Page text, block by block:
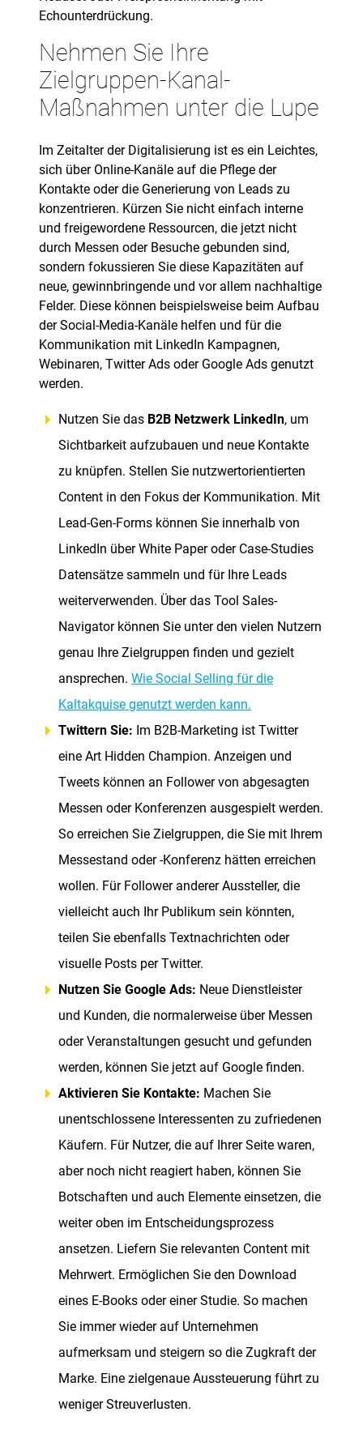
Echounterdrückung.
Nehmen Sie Ihre
Zielgruppen-Kanal-
Maßnahmen unter die Lupe
Im Zeitalter der Digitalisierung ist es ein Leichtes,
sich über Online-Kanäle auf die Pflege der
Kontakte oder die Generierung von Leads zu
konzentrieren. Kürzen Sie nicht einfach interne
und freigewordene Ressourcen, die jetzt nicht
durch Messen oder Besuche gebunden sind,
sondern fokussieren Sie diese Kapazitäten auf
neue, gewinnbringende und vor allem nachhaltige
Felder. Diese können beispielsweise beim Aufbau
der Social-Media-Kanäle helfen und für die
Kommunikation mit LinkedIn Kampagnen,
Webinaren, Twitter Ads oder Google Ads genutzt
werden.
Nutzen Sie das B2B Netzwerk LinkedIn, um
Sichtbarkeit aufzubauen und neue Kontakte
zu knüpfen. Stellen Sie nutzwertorientierten
Content in den Fokus der Kommunikation. Mit
Lead-Gen-Forms können Sie innerhalb von
LinkedIn über White Paper oder Case-Studies
Datensätze sammeln und für Ihre Leads
weiterverwenden. Über das Tool Sales-
Navigator können Sie unter den vielen Nutzern
genau Ihre Zielgruppen finden und gezielt
ansprechen. Wie Social Selling für die
Kaltakquise genutzt werden kann.
Twittern Sie: Im B2B-Marketing ist Twitter
eine Art Hidden Champion. Anzeigen und
Tweets können an Follower von abgesagten
Messen oder Konferenzen ausgespielt werden.
So erreichen Sie Zielgruppen, die Sie mit Ihrem
Messestand oder -Konferenz hätten erreichen
wollen. Für Follower anderer Aussteller, die
vielleicht auch Ihr Publikum sein könnten,
teilen Sie ebenfalls Textnachrichten oder
visuelle Posts per Twitter.
Nutzen Sie Google Ads: Neue Dienstleister
und Kunden, die normalerweise über Messen
oder Veranstaltungen gesucht und gefunden
werden, können Sie jetzt auf Google finden.
Aktivieren Sie Kontakte: Machen Sie
unentschlossene Interessenten zu zufriedenen
Käufern. Für Nutzer, die auf Ihrer Seite waren,
aber noch nicht reagiert haben, können Sie
Botschaften und auch Elemente einsetzen, die
weiter oben im Entscheidungsprozess
ansetzen. Liefern Sie relevanten Content mit
Mehrwert. Ermöglichen Sie den Download
eines E-Books oder einer Studie. So machen
Sie immer wieder auf Unternehmen
aufmerksam und steigern so die Zugkraft der
Marke. Eine zielgenaue Aussteuerung führt zu
weniger Streuverlusten.